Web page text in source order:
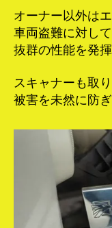
オーナー以外は
車両盗難に対し
抜群の性能を発
スキャナーも取
被害を未然に防